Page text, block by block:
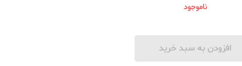
ناموجود
افزودن به سبد خرید